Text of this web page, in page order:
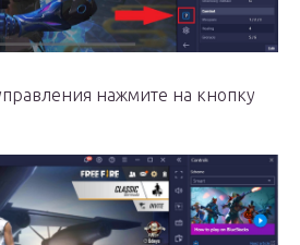
нажмите на кнопку